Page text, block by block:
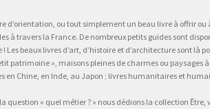
ou tout simplement un beau livre à offrir ou
à travers la France. De nombreux petits guides sont
beaux livres d’art, d’histoire et d’architecture sont là
patrimoine », maisons pleines de charmes ou paysages
en Chine, en Inde, au Japon ; livres humanitaires et
« quel métier ? » nous dédions la collection